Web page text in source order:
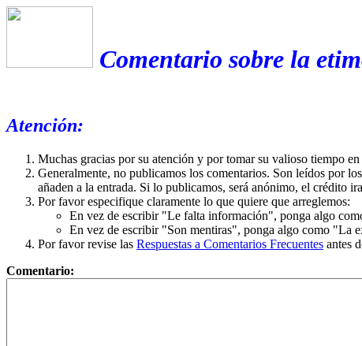
Comentario sobre la
Atención:
Muchas gracias por su atención y por tomar su valioso tiempo
Generalmente, no publicamos los comentarios. Son leídos por
añaden a la entrada. Si lo publicamos, será anónimo, el crédito
Por favor especifique claramente lo que quiere que arreglemos:
En vez de escribir "Le falta información", ponga algo
En vez de escribir "Son mentiras", ponga algo como "La
Por favor revise las Respuestas a Comentarios Frecuentes antes
Comentario: